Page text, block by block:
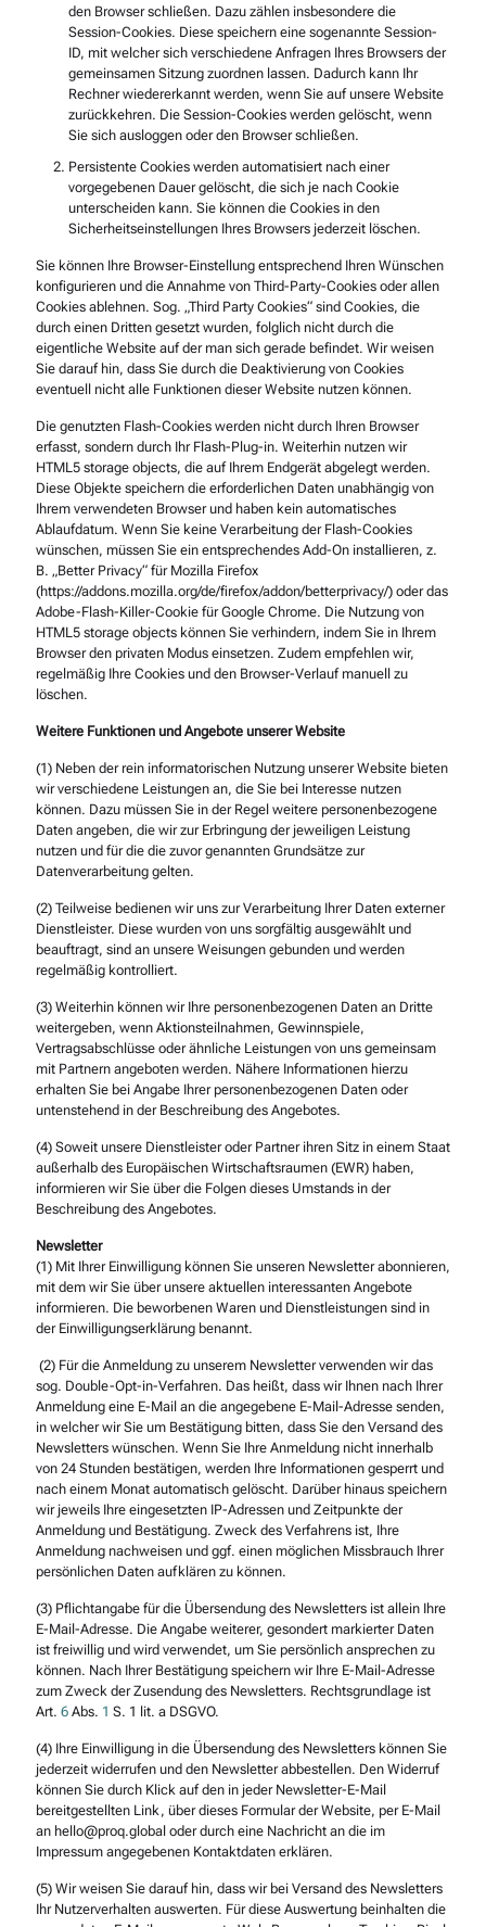
den Browser schließen. Dazu zählen insbesondere die
Session-Cookies. Diese speichern eine sogenannte Session-
ID, mit welcher sich verschiedene Anfragen Ihres Browsers der
gemeinsamen Sitzung zuordnen lassen. Dadurch kann Ihr
Rechner wiedererkannt werden, wenn Sie auf unsere Website
zurückkehren. Die Session-Cookies werden gelöscht, wenn
Sie sich ausloggen oder den Browser schließen.
Persistente Cookies werden automatisiert nach einer
vorgegebenen Dauer gelöscht, die sich je nach Cookie
unterscheiden kann. Sie können die Cookies in den
Sicherheitseinstellungen Ihres Browsers jederzeit löschen.
Sie können Ihre Browser-Einstellung entsprechend Ihren Wünschen
konfigurieren und die Annahme von Third-Party-Cookies oder allen
Cookies ablehnen. Sog. „Third Party Cookies“ sind Cookies, die
durch einen Dritten gesetzt wurden, folglich nicht durch die
eigentliche Website auf der man sich gerade befindet. Wir weisen
Sie darauf hin, dass Sie durch die Deaktivierung von Cookies
eventuell nicht alle Funktionen dieser Website nutzen können.
Die genutzten Flash-Cookies werden nicht durch Ihren Browser
erfasst, sondern durch Ihr Flash-Plug-in. Weiterhin nutzen wir
HTML5 storage objects, die auf Ihrem Endgerät abgelegt werden.
Diese Objekte speichern die erforderlichen Daten unabhängig von
Ihrem verwendeten Browser und haben kein automatisches
Ablaufdatum. Wenn Sie keine Verarbeitung der Flash-Cookies
wünschen, müssen Sie ein entsprechendes Add-On installieren, z.
B. „Better Privacy“ für Mozilla Firefox
(https://addons.mozilla.org/de/firefox/addon/betterprivacy/) oder das
Adobe-Flash-Killer-Cookie für Google Chrome. Die Nutzung von
HTML5 storage objects können Sie verhindern, indem Sie in Ihrem
Browser den privaten Modus einsetzen. Zudem empfehlen wir,
regelmäßig Ihre Cookies und den Browser-Verlauf manuell zu
löschen.
Weitere Funktionen und Angebote unserer Website
(1) Neben der rein informatorischen Nutzung unserer Website bieten
wir verschiedene Leistungen an, die Sie bei Interesse nutzen
können. Dazu müssen Sie in der Regel weitere personenbezogene
Daten angeben, die wir zur Erbringung der jeweiligen Leistung
nutzen und für die die zuvor genannten Grundsätze zur
Datenverarbeitung gelten.
(2) Teilweise bedienen wir uns zur Verarbeitung Ihrer Daten externer
Dienstleister. Diese wurden von uns sorgfältig ausgewählt und
beauftragt, sind an unsere Weisungen gebunden und werden
regelmäßig kontrolliert.
(3) Weiterhin können wir Ihre personenbezogenen Daten an Dritte
weitergeben, wenn Aktionsteilnahmen, Gewinnspiele,
Vertragsabschlüsse oder ähnliche Leistungen von uns gemeinsam
mit Partnern angeboten werden. Nähere Informationen hierzu
erhalten Sie bei Angabe Ihrer personenbezogenen Daten oder
untenstehend in der Beschreibung des Angebotes.
(4) Soweit unsere Dienstleister oder Partner ihren Sitz in einem Staat
außerhalb des Europäischen Wirtschaftsraumen (EWR) haben,
informieren wir Sie über die Folgen dieses Umstands in der
Beschreibung des Angebotes.
Newsletter
(1) Mit Ihrer Einwilligung können Sie unseren Newsletter abonnieren,
mit dem wir Sie über unsere aktuellen interessanten Angebote
informieren. Die beworbenen Waren und Dienstleistungen sind in
der Einwilligungserklärung benannt.
(2) Für die Anmeldung zu unserem Newsletter verwenden wir das
sog. Double-Opt-in-Verfahren. Das heißt, dass wir Ihnen nach Ihrer
Anmeldung eine E-Mail an die angegebene E-Mail-Adresse senden,
in welcher wir Sie um Bestätigung bitten, dass Sie den Versand des
Newsletters wünschen. Wenn Sie Ihre Anmeldung nicht innerhalb
von 24 Stunden bestätigen, werden Ihre Informationen gesperrt und
nach einem Monat automatisch gelöscht. Darüber hinaus speichern
wir jeweils Ihre eingesetzten IP-Adressen und Zeitpunkte der
Anmeldung und Bestätigung. Zweck des Verfahrens ist, Ihre
Anmeldung nachweisen und ggf. einen möglichen Missbrauch Ihrer
persönlichen Daten aufklären zu können.
(3) Pflichtangabe für die Übersendung des Newsletters ist allein Ihre
E-Mail-Adresse. Die Angabe weiterer, gesondert markierter Daten
ist freiwillig und wird verwendet, um Sie persönlich ansprechen zu
können. Nach Ihrer Bestätigung speichern wir Ihre E-Mail-Adresse
zum Zweck der Zusendung des Newsletters. Rechtsgrundlage ist
Art. 6 Abs. 1 S. 1 lit. a DSGVO.
(4) Ihre Einwilligung in die Übersendung des Newsletters können Sie
jederzeit widerrufen und den Newsletter abbestellen. Den Widerruf
können Sie durch Klick auf den in jeder Newsletter-E-Mail
bereitgestellten Link, über dieses Formular der Website, per E-Mail
an hello@proq.global oder durch eine Nachricht an die im
Impressum angegebenen Kontaktdaten erklären.
(5) Wir weisen Sie darauf hin, dass wir bei Versand des Newsletters
Ihr Nutzerverhalten auswerten. Für diese Auswertung beinhalten die